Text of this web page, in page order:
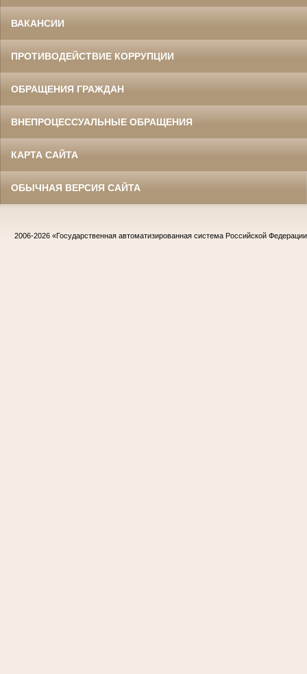
ВАКАНСИИ
ПРОТИВОДЕЙСТВИЕ КОРРУПЦИИ
ОБРАЩЕНИЯ ГРАЖДАН
ВНЕПРОЦЕССУАЛЬНЫЕ ОБРАЩЕНИЯ
КАРТА САЙТА
ОБЫЧНАЯ ВЕРСИЯ САЙТА
2006-2026 «Государственная автоматизированная система Российской